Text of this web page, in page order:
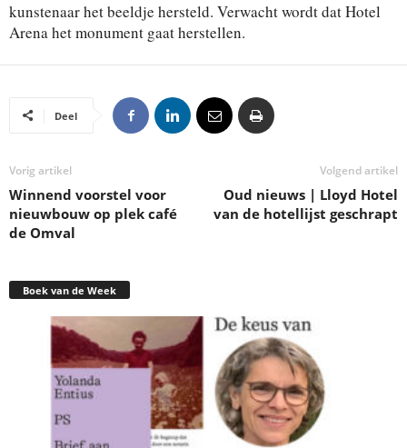
kunstenaar het beeldje hersteld. Verwacht wordt dat Hotel
Arena het monument gaat herstellen.
Deel
Vorig artikel
Winnend voorstel voor
nieuwbouw op plek café
de Omval
Volgend artikel
Oud nieuws | Lloyd Hotel
van de hotellijst geschrapt
Boek van de Week